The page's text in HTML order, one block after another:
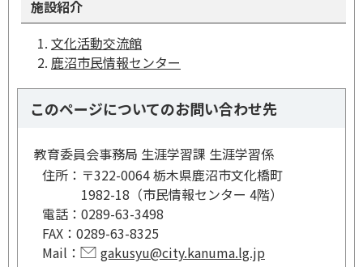
施設紹介
文化活動交流館
鹿沼市民情報センター
このページについてのお問い合わせ先
教育委員会事務局 生涯学習課 生涯学習係
住所： 〒322-0064 栃木県鹿沼市文化橋町
1982-18（市民情報センター 4階）
電話： 0289-63-3498
FAX： 0289-63-8325
Mail：
gakusyu@city.kanuma.lg.jp